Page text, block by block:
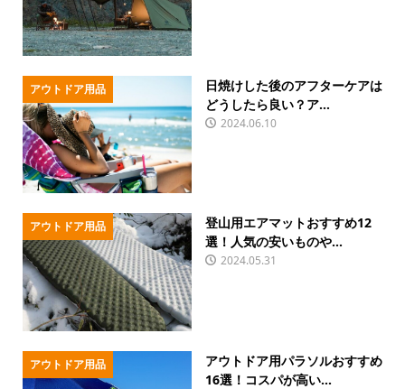
アウトドア用品
日焼けした後のアフターケアは
どうしたら良い？ア...
2024.06.10
アウトドア用品
登山用エアマットおすすめ12
選！人気の安いものや...
2024.05.31
アウトドア用品
アウトドア用パラソルおすすめ
16選！コスパが高い...